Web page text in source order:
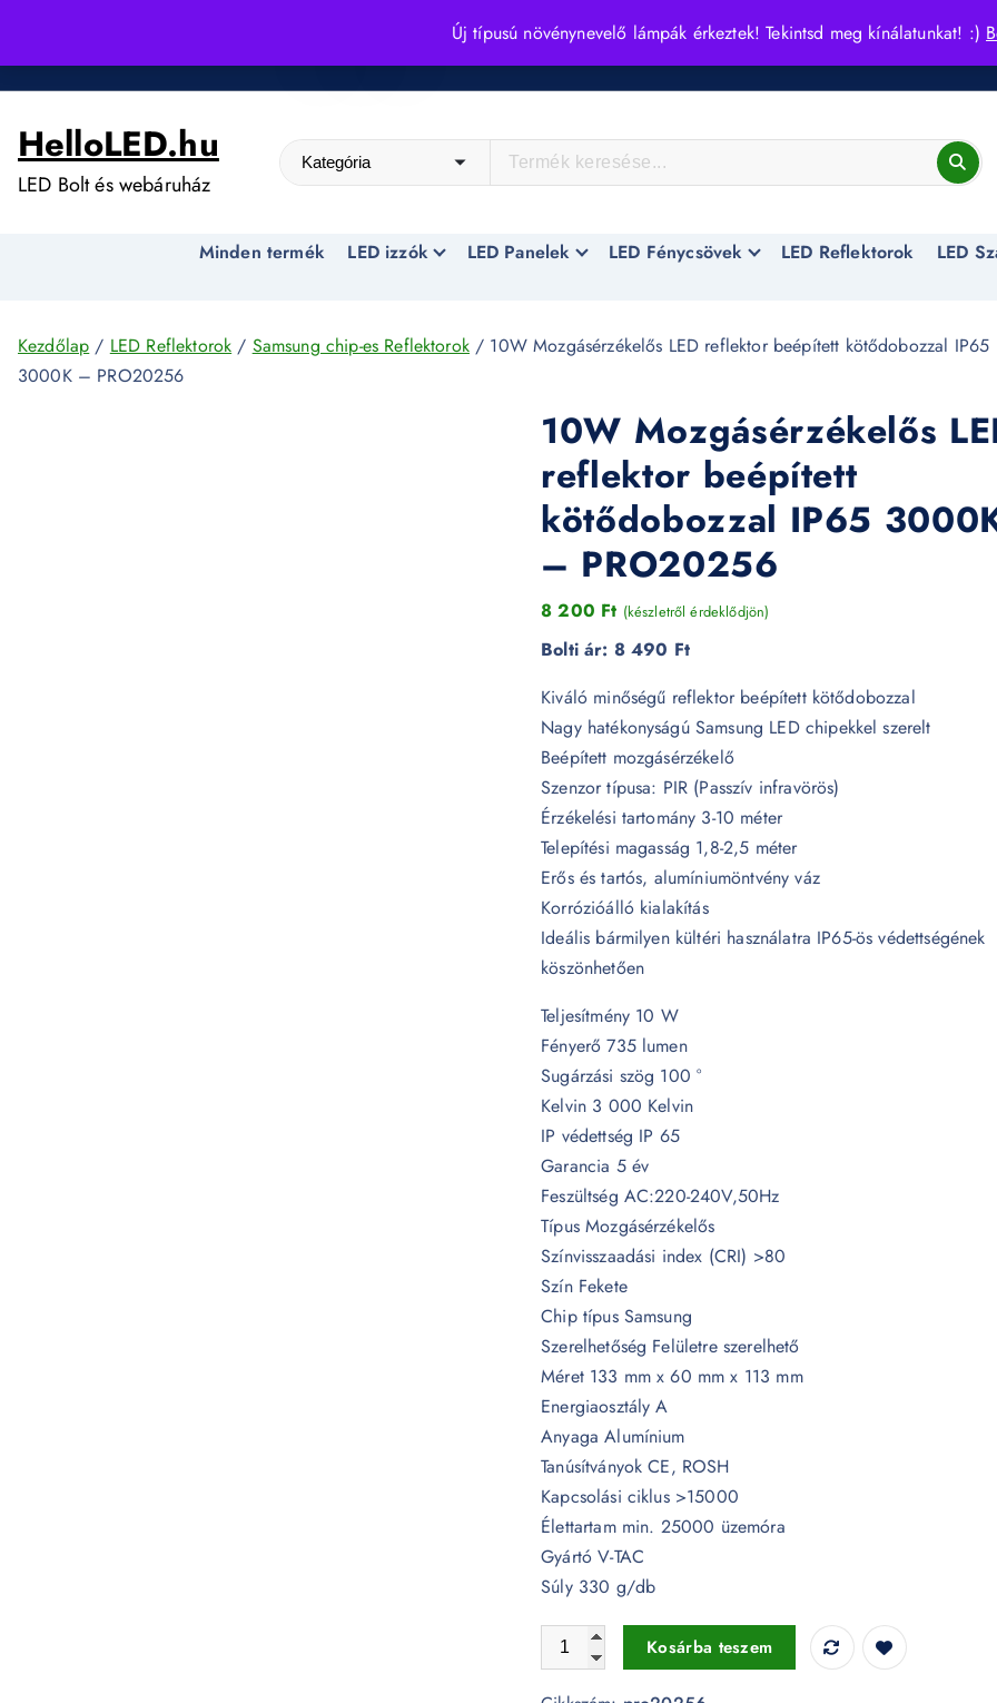
Új típusú növénynevelő lámpák érkeztek! Tekintsd meg kínálatunkat! :)
i
HelloLED.hu
LED Bolt és webáruház
Minden termék LED izzók LED Panelek LED Fénycsövek LED Reflektorok LED
Kezdőlap / LED Reflektorok / Samsung chip-es Reflektorok/ 10W Mozgásérzékelős LED reflektor beépített kötődobozzal IP65
3000K – PRO20256
10W Mozgásérzékelős
reflektor beépített
kötődobozzal IP65
– PRO20256
8 200 Ft (készletről érdeklődjön)
Bolti ár: 8 490 Ft
Kiváló minőségű reflektor beépített kötődobozzal
Nagy hatékonyságú Samsung LED chipekkel szerelt
Beépített mozgásérzékelő
Szenzor típusa: PIR (Passzív infravörös)
Érzékelési tartomány 3-10 méter
Telepítési magasság 1,8-2,5 méter
Erős és tartós, alumíniumöntvény váz
Korrózióálló kialakítás
Ideális bármilyen kültéri használatra IP65-ös védettségének
köszönhetően
Teljesítmény 10 W
Fényerő 735 lumen
Sugárzási szög 100 °
Kelvin 3 000 Kelvin
IP védettség IP 65
Garancia 5 év
Feszültség AC:220-240V,50Hz
Típus Mozgásérzékelős
Színvisszaadási index (CRI) >80
Szín Fekete
Chip típus Samsung
Szerelhetőség Felületre szerelhető
Méret 133 mm x 60 mm x 113 mm
Energiaosztály A
Anyaga Alumínium
Tanúsítványok CE, ROSH
Kapcsolási ciklus >15000
Élettartam min. 25000 üzemóra
Gyártó V-TAC
Súly 330 g/db
10W Mozgásérzékelős LED reflektor beépített
Kosárba teszem